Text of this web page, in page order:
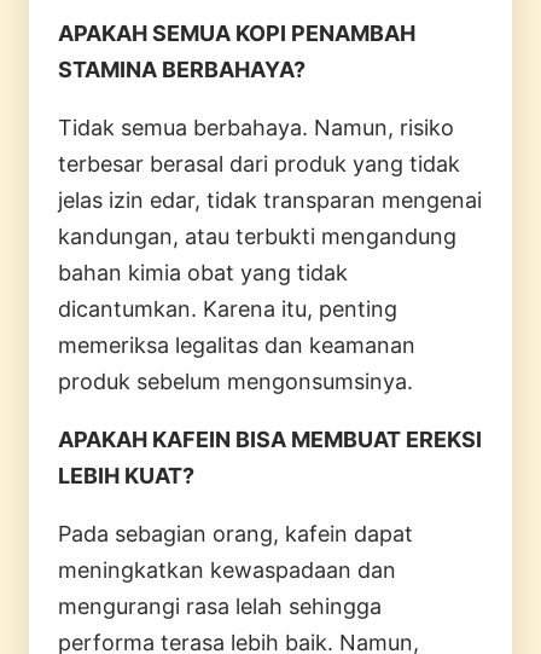
APAKAH SEMUA KOPI PENAMBAH
STAMINA BERBAHAYA?
Tidak semua berbahaya. Namun, risiko
terbesar berasal dari produk yang tidak
jelas izin edar, tidak transparan mengenai
kandungan, atau terbukti mengandung
bahan kimia obat yang tidak
dicantumkan. Karena itu, penting
memeriksa legalitas dan keamanan
produk sebelum mengonsumsinya.
APAKAH KAFEIN BISA MEMBUAT EREKSI
LEBIH KUAT?
Pada sebagian orang, kafein dapat
meningkatkan kewaspadaan dan
mengurangi rasa lelah sehingga
performa terasa lebih baik. Namun,